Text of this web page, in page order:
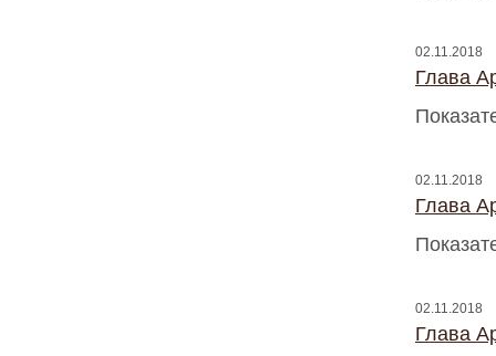
02.11.2018
Глава
02.11.2018
Глава
02.11.2018
Глава